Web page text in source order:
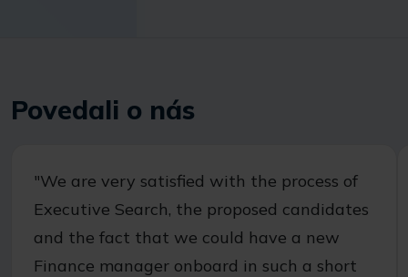
Povedali o nás
"We are very satisfied with the process of
Executive Search, the proposed candidates
and the fact that we could have a new
Finance manager onboard in such a short